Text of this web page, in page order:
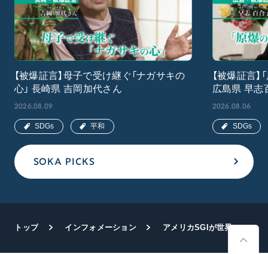
SOKA PICKS
【被爆証言】母子で受け継ぐ「ナガサキの
心」 長崎県 吉岡加代さん
2026.08.09
SDGs 平和
【被爆証言
広島県 早志
2026.08.06
SDGs
トップ インフォメーション アメリカSGIが世界広布65周年記念総会を開催